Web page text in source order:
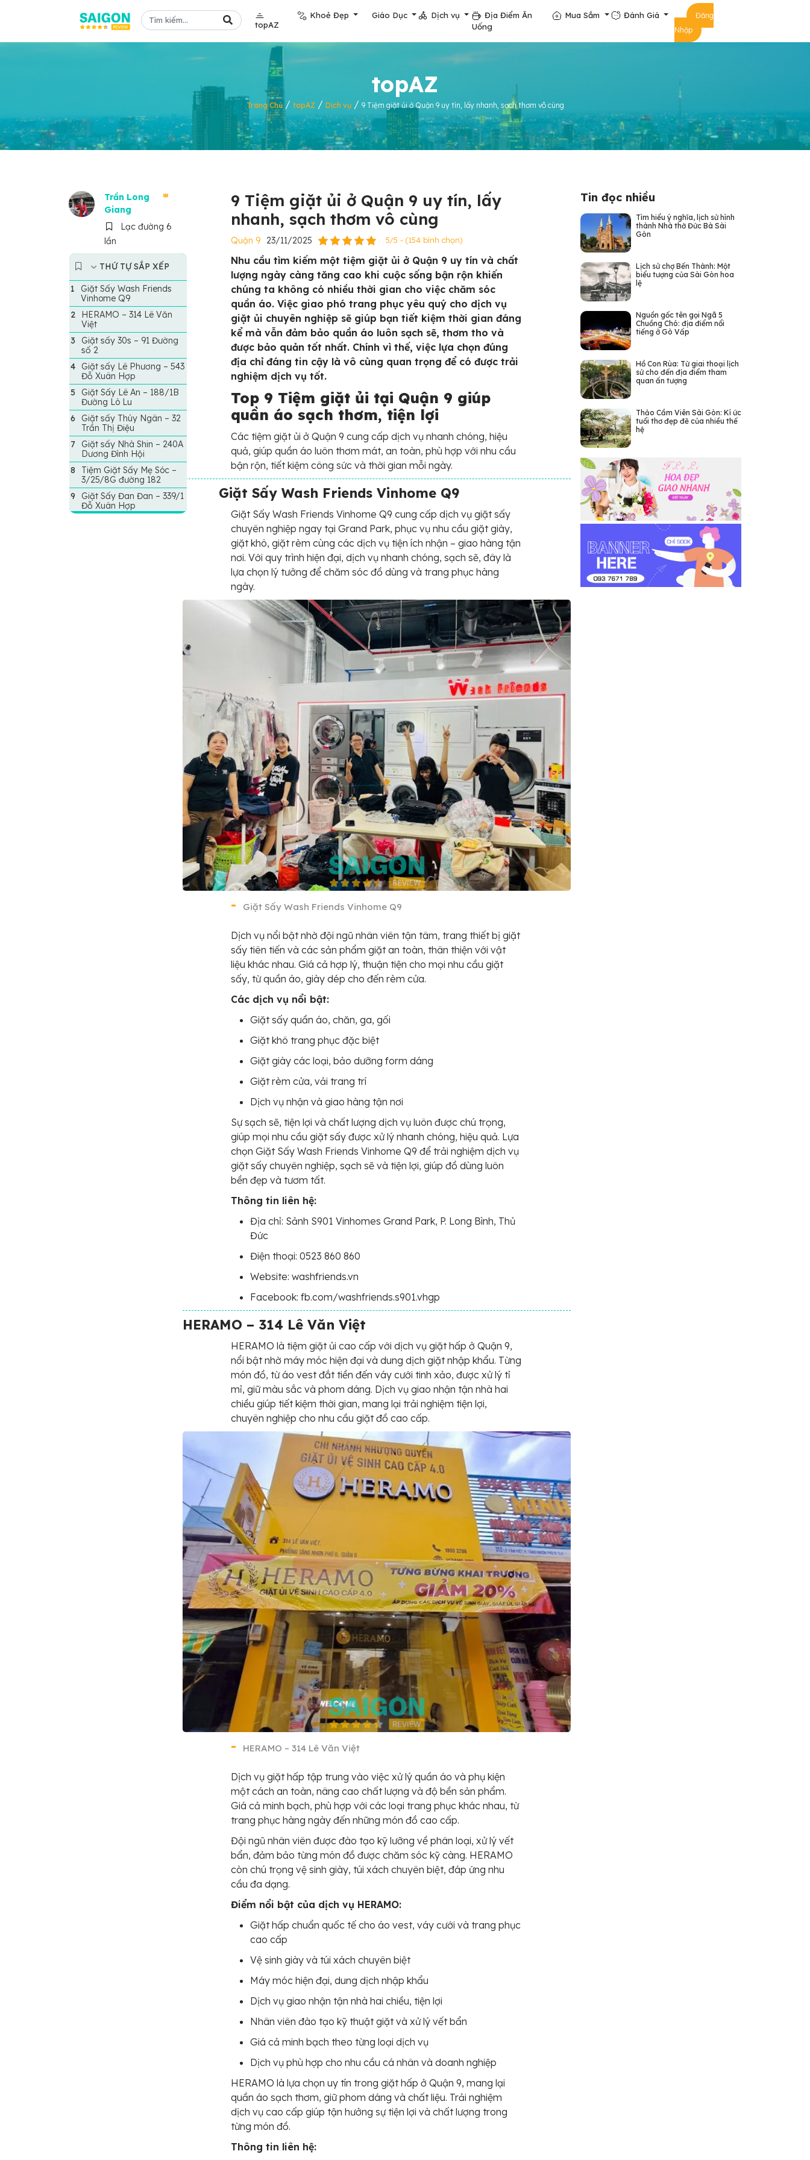
topAZ
Khoẻ Đẹp Giáo Dục Dịch vụ
Địa Điểm Ăn
Uống
Mua Sắm Đánh Giá
Đăng
Nhập
topAZ
Trang Chủ/ topAZ / Dịch vụ/ 9 Tiệm giặt ủi ở Quận 9 uy tín, lấy nhanh, sạch thơm vô cùng
Trần Long
Giang
Lạc đường 6
lần
9 Tiệm giặt ủi ở Quận 9 uy tín, lấy
nhanh, sạch thơm vô cùng
Quận 9 23/11/2025 5/5 - (154 bình chọn)
THỨ TỰ SẮP XẾP
Giặt Sấy Wash Friends
Vinhome Q9
HERAMO – 314 Lê Văn
Việt
Giặt sấy 30s – 91 Đường
số 2
Giặt sấy Lê Phương – 543
Đỗ Xuân Hợp
Giặt Sấy Lê An – 188/1B
Đường Lò Lu
Giặt sấy Thúy Ngân – 32
Trần Thị Điệu
Giặt sấy Nhà Shin – 240A
Dương Đình Hội
Tiệm Giặt Sấy Mẹ Sóc –
3/25/8G đường 182
Giặt Sấy Đan Đan – 339/1
Đỗ Xuân Hợp
Nhu cầu tìm kiếm một tiệm giặt ủi ở Quận 9 uy tín và chất
lượng ngày càng tăng cao khi cuộc sống bận rộn khiến
chúng ta không có nhiều thời gian cho việc chăm sóc
quần áo. Việc giao phó trang phục yêu quý cho dịch vụ
giặt ủi chuyên nghiệp sẽ giúp bạn tiết kiệm thời gian đáng
kể mà vẫn đảm bảo quần áo luôn sạch sẽ, thơm tho và
được bảo quản tốt nhất. Chính vì thế, việc lựa chọn đúng
địa chỉ đáng tin cậy là vô cùng quan trọng để có được trải
nghiệm dịch vụ tốt.
Top 9 Tiệm giặt ủi tại Quận 9 giúp
quần áo sạch thơm, tiện lợi
Các tiệm giặt ủi ở Quận 9 cung cấp dịch vụ nhanh chóng, hiệu
quả, giúp quần áo luôn thơm mát, an toàn, phù hợp với nhu cầu
bận rộn, tiết kiệm công sức và thời gian mỗi ngày.
Giặt Sấy Wash Friends Vinhome Q9
Giặt Sấy Wash Friends Vinhome Q9 cung cấp dịch vụ giặt sấy
chuyên nghiệp ngay tại Grand Park, phục vụ nhu cầu giặt giày,
giặt khô, giặt rèm cùng các dịch vụ tiện ích nhận – giao hàng tận
nơi. Với quy trình hiện đại, dịch vụ nhanh chóng, sạch sẽ, đây là
lựa chọn lý tưởng để chăm sóc đồ dùng và trang phục hàng
ngày.
Giặt Sấy Wash Friends Vinhome Q9
Dịch vụ nổi bật nhờ đội ngũ nhân viên tận tâm, trang thiết bị giặt
sấy tiên tiến và các sản phẩm giặt an toàn, thân thiện với vật
liệu khác nhau. Giá cả hợp lý, thuận tiện cho mọi nhu cầu giặt
sấy, từ quần áo, giày dép cho đến rèm cửa.
Các dịch vụ nổi bật:
Giặt sấy quần áo, chăn, ga, gối
Giặt khô trang phục đặc biệt
Giặt giày các loại, bảo dưỡng form dáng
Giặt rèm cửa, vải trang trí
Dịch vụ nhận và giao hàng tận nơi
Sự sạch sẽ, tiện lợi và chất lượng dịch vụ luôn được chú trọng,
giúp mọi nhu cầu giặt sấy được xử lý nhanh chóng, hiệu quả. Lựa
chọn Giặt Sấy Wash Friends Vinhome Q9 để trải nghiệm dịch vụ
giặt sấy chuyên nghiệp, sạch sẽ và tiện lợi, giúp đồ dùng luôn
bền đẹp và tươm tất.
Thông tin liên hệ:
Địa chỉ: Sảnh S901 Vinhomes Grand Park, P. Long Bình, Thủ
Đức
Điện thoại: 0523 860 860
Website: washfriends.vn
Facebook: fb.com/washfriends.s901.vhgp
HERAMO – 314 Lê Văn Việt
HERAMO là tiệm giặt ủi cao cấp với dịch vụ giặt hấp ở Quận 9,
nổi bật nhờ máy móc hiện đại và dung dịch giặt nhập khẩu. Từng
món đồ, từ áo vest đắt tiền đến váy cưới tinh xảo, được xử lý tỉ
mỉ, giữ màu sắc và phom dáng. Dịch vụ giao nhận tận nhà hai
chiều giúp tiết kiệm thời gian, mang lại trải nghiệm tiện lợi,
chuyên nghiệp cho nhu cầu giặt đồ cao cấp.
HERAMO – 314 Lê Văn Việt
Dịch vụ giặt hấp tập trung vào việc xử lý quần áo và phụ kiện
một cách an toàn, nâng cao chất lượng và độ bền sản phẩm.
Giá cả minh bạch, phù hợp với các loại trang phục khác nhau, từ
trang phục hàng ngày đến những món đồ cao cấp.
Đội ngũ nhân viên được đào tạo kỹ lưỡng về phân loại, xử lý vết
bẩn, đảm bảo từng món đồ được chăm sóc kỹ càng. HERAMO
còn chú trọng vệ sinh giày, túi xách chuyên biệt, đáp ứng nhu
cầu đa dạng.
Điểm nổi bật của dịch vụ HERAMO:
Giặt hấp chuẩn quốc tế cho áo vest, váy cưới và trang phục
cao cấp
Vệ sinh giày và túi xách chuyên biệt
Máy móc hiện đại, dung dịch nhập khẩu
Dịch vụ giao nhận tận nhà hai chiều, tiện lợi
Nhân viên đào tạo kỹ thuật giặt và xử lý vết bẩn
Giá cả minh bạch theo từng loại dịch vụ
Dịch vụ phù hợp cho nhu cầu cá nhân và doanh nghiệp
HERAMO là lựa chọn uy tín trong giặt hấp ở Quận 9, mang lại
quần áo sạch thơm, giữ phom dáng và chất liệu. Trải nghiệm
dịch vụ cao cấp giúp tận hưởng sự tiện lợi và chất lượng trong
từng món đồ.
Thông tin liên hệ:
Tin đọc nhiều
Tìm hiểu ý nghĩa, lịch sử hình
thành Nhà thờ Đức Bà Sài
Gòn
Lịch sử chợ Bến Thành: Một
biểu tượng của Sài Gòn hoa
lệ
Nguồn gốc tên gọi Ngã 5
Chuồng Chó: địa điểm nổi
tiếng ở Gò Vấp
Hồ Con Rùa: Từ giai thoại lịch
sử cho đến địa điểm tham
quan ấn tượng
Thảo Cầm Viên Sài Gòn: Kí ức
tuổi thơ đẹp đẽ của nhiều thế
hệ